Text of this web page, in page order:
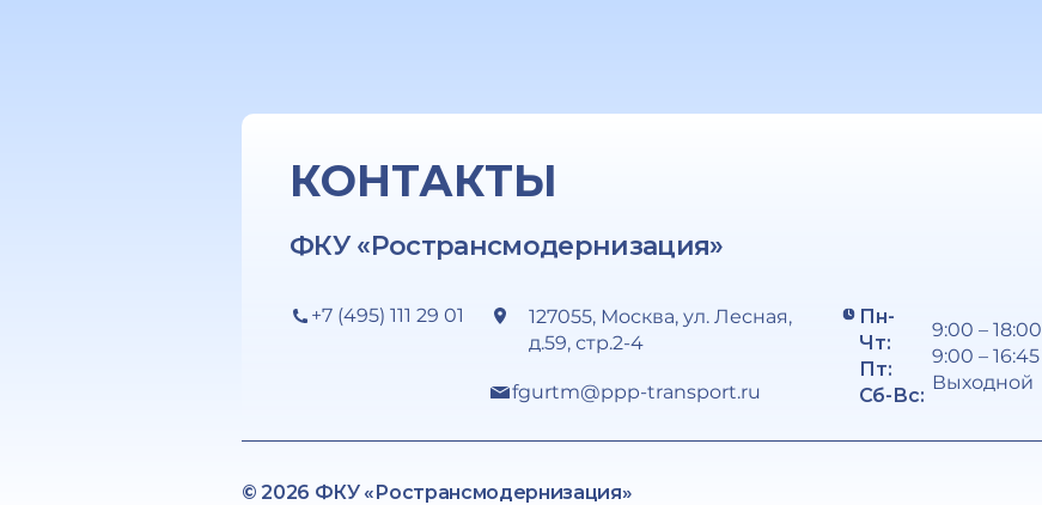
КОНТАКТЫ
ФКУ «Ространсмодернизация»
+7 (495) 111 29 01
127055, Москва, ул. Лесная,
д.59, стр.2-4
fgurtm@ppp-transport.ru
Пн-
Чт:
Пт:
Сб-Вс:
9:00 – 18:00
9:00 – 16:45
Выходной
© 2026 ФКУ «Ространсмодернизация»